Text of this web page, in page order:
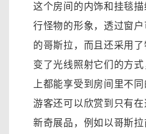
这个房间的内饰和挂毯
行怪物的形象，透过窗
的哥斯拉，而且还采用
变了光线照射它们的方
上都能享受到房间里不同
游客还可以欣赏到只有
新奇展品，例如以哥斯